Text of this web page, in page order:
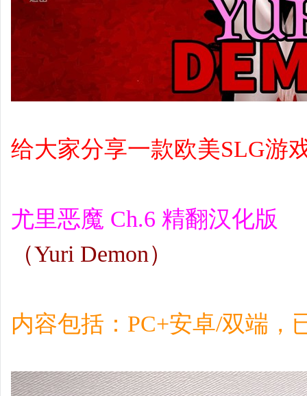
给大家分享一款欧美SLG游
尤里恶魔 Ch.6 精翻汉化版
（Yuri Demon）
内容包括：PC+安卓/双端，